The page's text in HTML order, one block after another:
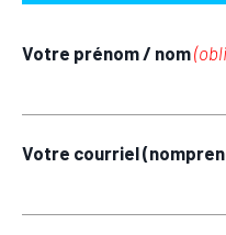
Votre prénom / nom
Votre courriel